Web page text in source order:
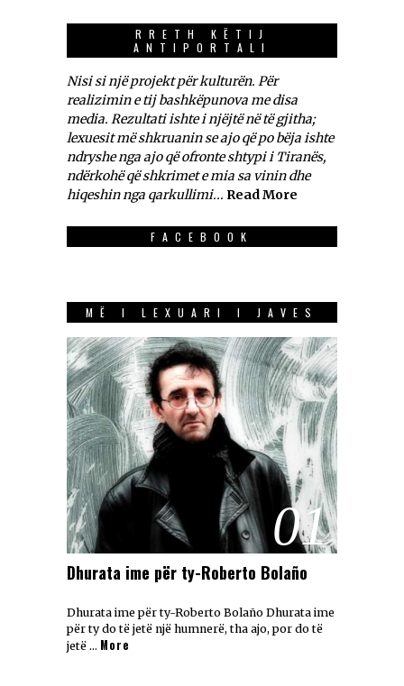
RRETH KËTIJ
ANTIPORTALI
Nisi si një projekt për kulturën. Për
realizimin e tij bashkëpunova me disa
media. Rezultati ishte i njëjtë në të gjitha;
lexuesit më shkruanin se ajo që po bëja ishte
ndryshe nga ajo që ofronte shtypi i Tiranës,
ndërkohë që shkrimet e mia sa vinin dhe
hiqeshin nga qarkullimi... Read More
FACEBOOK
MË I LEXUARI I JAVES
01
Dhurata ime për ty-Roberto Bolaño
Dhurata ime për ty-Roberto Bolaño Dhurata ime
për ty do të jetë një humnerë, tha ajo, por do të
jetë … More